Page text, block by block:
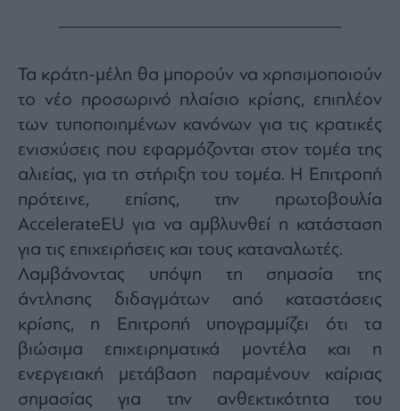
Τα κράτη-μέλη θα μπορούν να χρησιμοποιούν
το νέο προσωρινό πλαίσιο κρίσης, επιπλέον
των τυποποιημένων κανόνων για τις κρατικές
ενισχύσεις που εφαρμόζονται στον τομέα της
αλιείας, για τη στήριξη του τομέα. Η Επιτροπή
πρότεινε, επίσης, την πρωτοβουλία
AccelerateEU για να αμβλυνθεί η κατάσταση
για τις επιχειρήσεις και τους καταναλωτές.
Λαμβάνοντας υπόψη τη σημασία της
άντλησης διδαγμάτων από καταστάσεις
κρίσης, η Επιτροπή υπογραμμίζει ότι τα
βιώσιμα επιχειρηματικά μοντέλα και η
ενεργειακή μετάβαση παραμένουν καίριας
σημασίας για την ανθεκτικότητα του